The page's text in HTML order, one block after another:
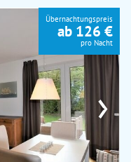
›
Übernachtungspreis
ab 126 €
pro Nacht